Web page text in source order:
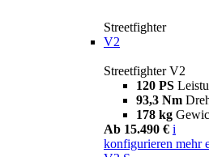
Streetfighter
V2
Streetfighter V2
120 PS
93,3 Nm
178 kg
Ab 15.490 € i
konfigurieren mehr